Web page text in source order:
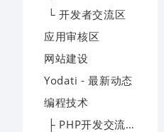
└ 开发者交流区
应用审核区
网站建设
Yodati - 最新动态
编程技术
├ PHP开发交流区